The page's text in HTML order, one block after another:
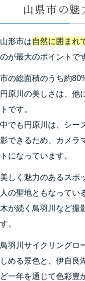
山県市の魅
山形市は自然に囲まれ
のが最大のポイントで
市の総面積のうち約
円原川の美しさは、他
トです。
中でも円原川は、シー
影できるため、カメラ
トになっています。
美しく魅力のあるスポ
人の聖地ともなってい
木が続く鳥羽川など撮
す。
鳥羽川サイクリングロ
しめる景色と、伊自良
ど一年を通じて色彩豊